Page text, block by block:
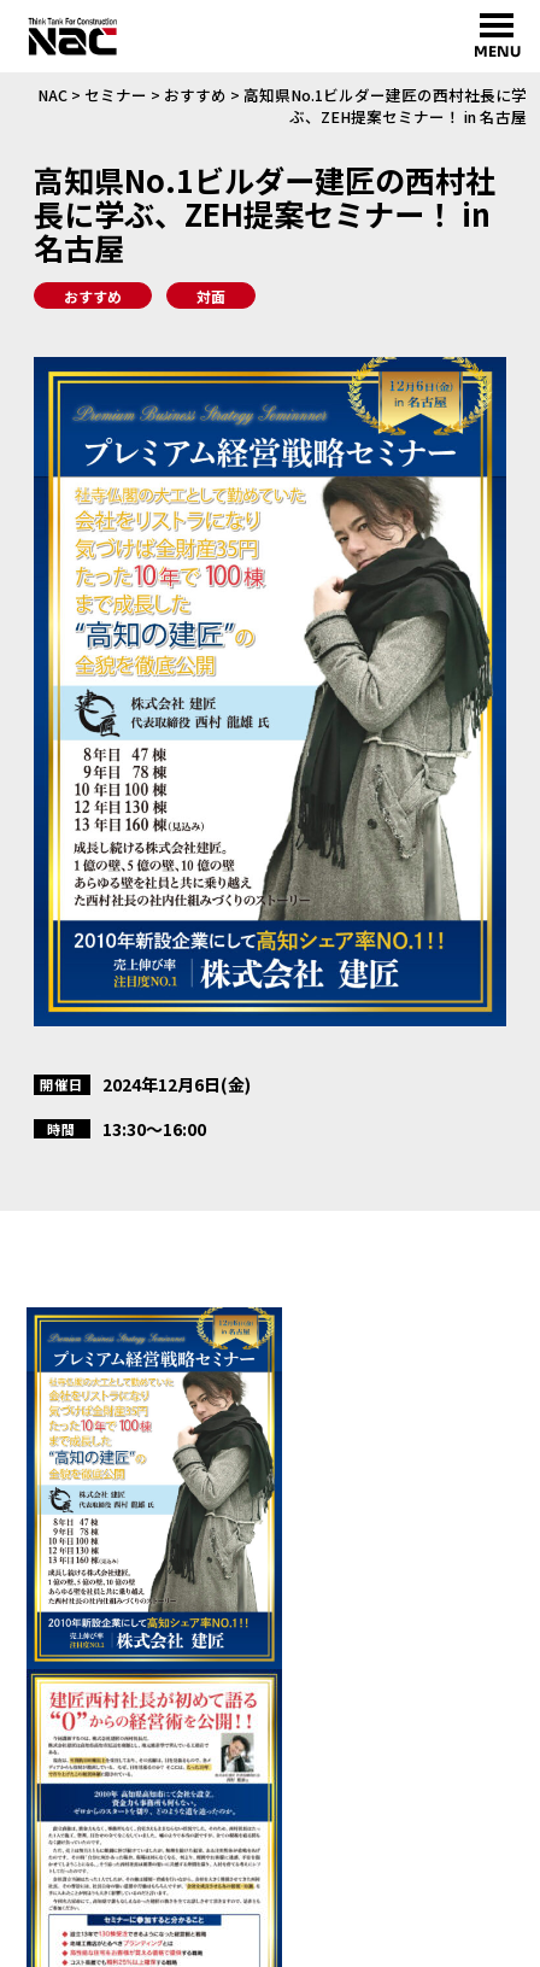
MENU
NAC> セミナー > おすすめ > 高知県No.1ビルダー建匠の西村社長に学
ぶ、ZEH提案セミナー！ in 名古屋
高知県No.1ビルダー建匠の西村社
長に学ぶ、ZEH提案セミナー！ in
名古屋
おすすめ 対面
開催日 2024年12月6日(金)
時間 13:30〜16:00